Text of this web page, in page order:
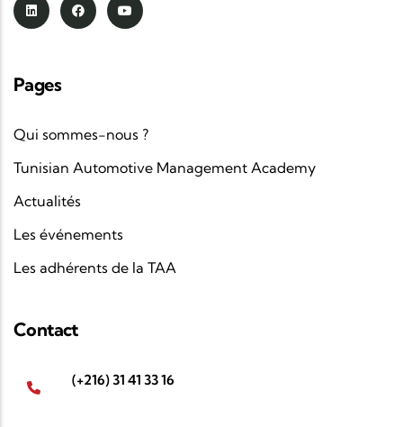
Pages
Qui sommes-nous ?
Tunisian Automotive Management Academy
Actualités
Les événements
Les adhérents de la TAA
Contact
(+216) 31 41 33 16